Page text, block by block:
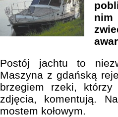
nim
Postój jachtu to
Maszyna z gdańską
brzegiem rzeki,
zdjęcia, komentują.
mostem kołowym.